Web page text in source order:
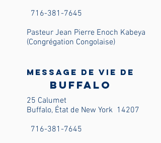
716-381-7645
Pasteur Jean Pierre Enoch Kabeya
(Congrégation Congolaise)
Message de vie de
Buffalo
25 Calumet
Buffalo, État de New York 14207
716-381-7645